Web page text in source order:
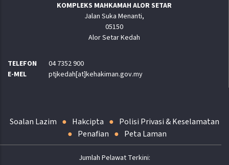
KOMPLEKS MAHKAMAH ALOR SETAR
Jalan Suka Menanti,
05150
Alor Setar Kedah
TELEFON
04 7352 900
E-MEL
ptjkedah[at]kehakiman.gov.my
Soalan Lazim Hakcipta
Polisi Privasi & Keselamatan
Penafian
Peta Laman